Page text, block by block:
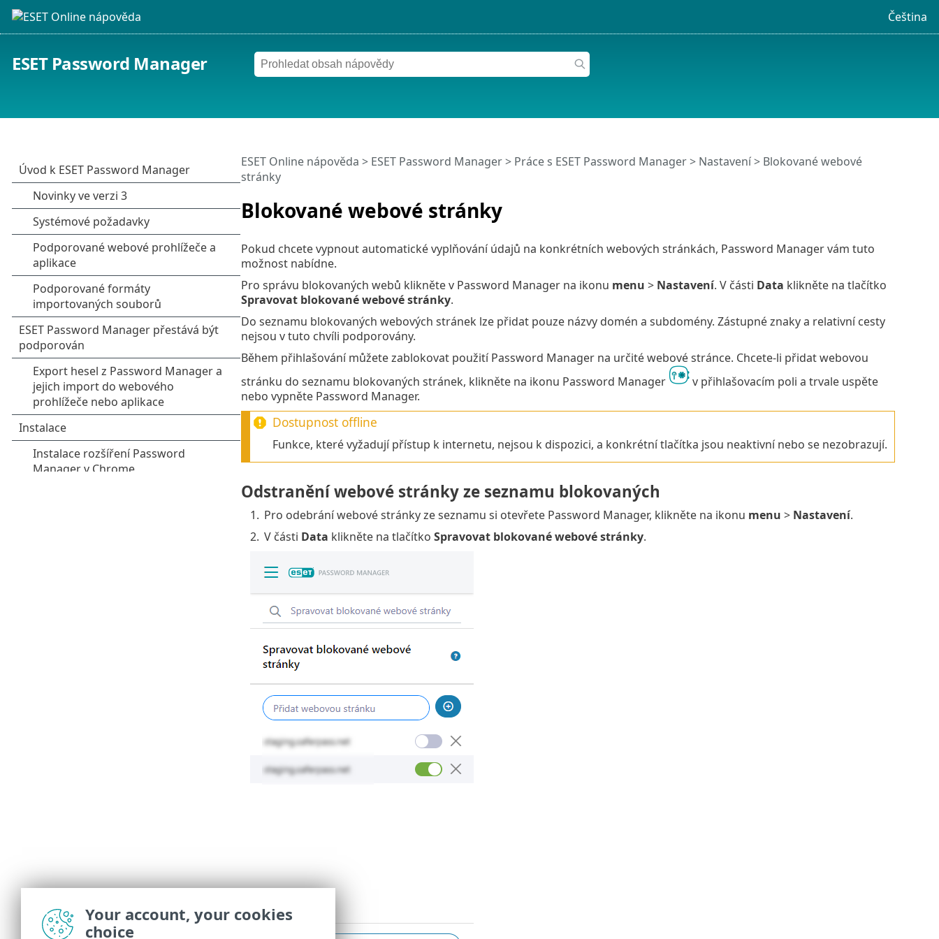
Čeština
ESET Password Manager
Blokované webové stránky
ESET Online nápověda > ESET Password Manager> Práce s ESET Password Manager> Nastavení> Blokované webové
stránky
Pokud chcete vypnout automatické vyplňování údajů na konkrétních webových stránkách, Password Manager vám tuto
možnost nabídne.
Pro správu blokovaných webů klikněte v Password Manager na ikonu menu > Nastavení. V části Data klikněte na tlačítko
Spravovat blokované webové stránky.
Do seznamu blokovaných webových stránek lze přidat pouze názvy domén a subdomény. Zástupné znaky a relativní cesty
nejsou v tuto chvíli podporovány.
Během přihlašování můžete zablokovat použití Password Manager na určité webové stránce. Chcete-li přidat webovou
stránku do seznamu blokovaných stránek, klikněte na ikonu Password Manager
v přihlašovacím poli a trvale uspěte
nebo vypněte Password Manager.
Dostupnost offline
Funkce, které vyžadují přístup k internetu, nejsou k dispozici, a konkrétní tlačítka jsou neaktivní nebo se nezobrazují.
Odstranění webové stránky ze seznamu blokovaných
1. Pro odebrání webové stránky ze seznamu si otevřete Password Manager, klikněte na ikonu menu > Nastavení.
2. V části Data klikněte na tlačítko Spravovat blokované webové stránky.
Your account, your cookies
choice